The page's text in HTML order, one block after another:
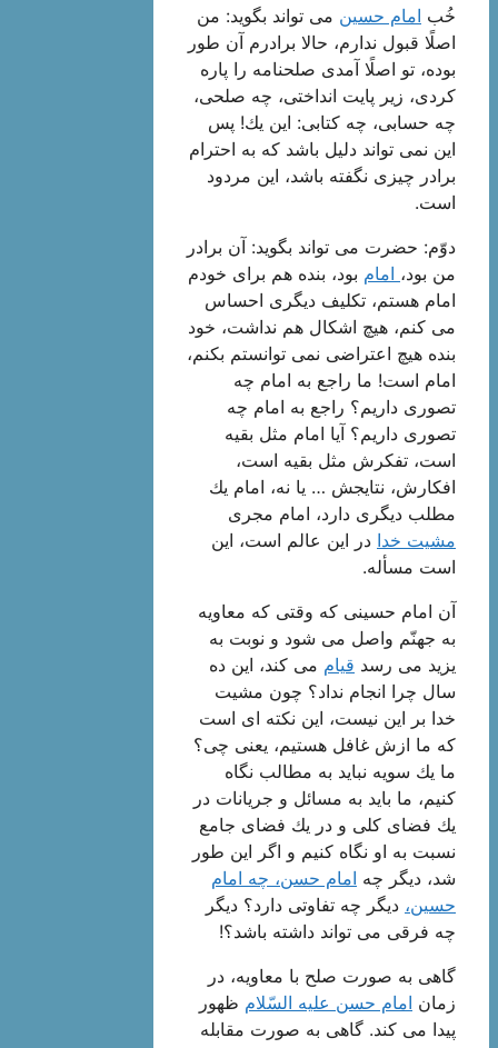
خُبامام حسینمی تواند بگوید: من
اصلًا قبول ندارم، حالا برادرم آن طور
بوده، تو اصلًا آمدی صلحنامه را پاره
كردی، زیر پایت انداختی، چه صلحی،
چه حسابی، چه كتابی: این یك! پس
این نمی تواند دلیل باشد كه به احترام
برادر چیزی نگفته باشد، این مردود
است.
دوّم: حضرت می تواند بگوید: آن برادر
من بود،امامبود، بنده هم برای خودم
امام هستم، تكلیف دیگری احساس
می كنم، هیچ اشكال هم نداشت، خود
بنده هیچ اعتراضی نمی توانستم بكنم،
امام است! ما راجع به امام چه
تصوری داریم؟ راجع به امام چه
تصوری داریم؟ آیا امام مثل بقیه
است، تفكرش مثل بقیه است،
افكارش، نتایجش … یا نه، امام یك
مطلب دیگری دارد، امام مجری
مشیت خدادر این عالم است، این
است مسأله.
آن امام حسینی كه وقتی كه معاویه
به جهنّم واصل می شود و نوبت به
یزید می رسدقیاممی كند، این ده
سال چرا انجام نداد؟ چون مشیت
خدا بر این نیست، این نكته ای است
كه ما ازش غافل هستیم، یعنی چی؟
ما یك سویه نباید به مطالب نگاه
كنیم، ما باید به مسائل و جریانات در
یك فضای كلی و در یك فضای جامع
نسبت به او نگاه كنیم و اگر این طور
شد، دیگر چهامام حسن، چه امام
حسین،دیگر چه تفاوتی دارد؟ دیگر
چه فرقی می تواند داشته باشد؟!
گاهی به صورت صلح با معاویه، در
زمانامام حسن علیه السّلامظهور
پیدا می كند. گاهی به صورت مقابله